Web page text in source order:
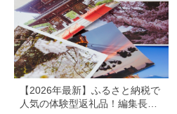
ケット クーポン 宿
お泊り 別府温泉 別
観光 地獄めぐり 旅
すすめ 人気 体験型
約_B030-007
【2026年最新】ふるさと納税で
人気の体験型返礼品！編集長お